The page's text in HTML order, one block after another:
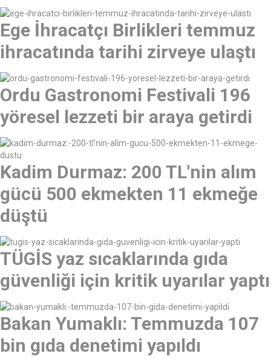
Ege İhracatçı Birlikleri temmuz
ihracatında tarihi zirveye ulaştı
Ordu Gastronomi Festivali 196
yöresel lezzeti bir araya getirdi
Kadim Durmaz: 200 TL'nin alım
gücü 500 ekmekten 11 ekmeğe
düştü
TÜGİS yaz sıcaklarında gıda
güvenliği için kritik uyarılar yaptı
Bakan Yumaklı: Temmuzda 107
bin gıda denetimi yapıldı